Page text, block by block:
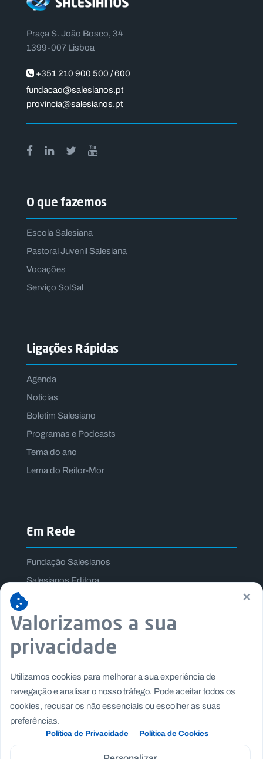
Praça S. João Bosco, 34
1399-007 Lisboa
+351 210 900 500 / 600
fundacao@salesianos.pt
provincia@salesianos.pt
O que fazemos
Escola Salesiana
Pastoral Juvenil Salesiana
Vocações
Serviço SolSal
Ligações Rápidas
Agenda
Notícias
Boletim Salesiano
Programas e Podcasts
Tema do ano
Lema do Reitor-Mor
Em Rede
Fundação Salesianos
Salesianos Editora
Família Salesiana
Missão Dom Bosco
×
Valorizamos a sua
privacidade
Utilizamos cookies para melhorar a sua experiência de
navegação e analisar o nosso tráfego. Pode aceitar todos os
cookies, recusar os não essenciais ou escolher as suas
preferências.
Política de Privacidade Política de Cookies